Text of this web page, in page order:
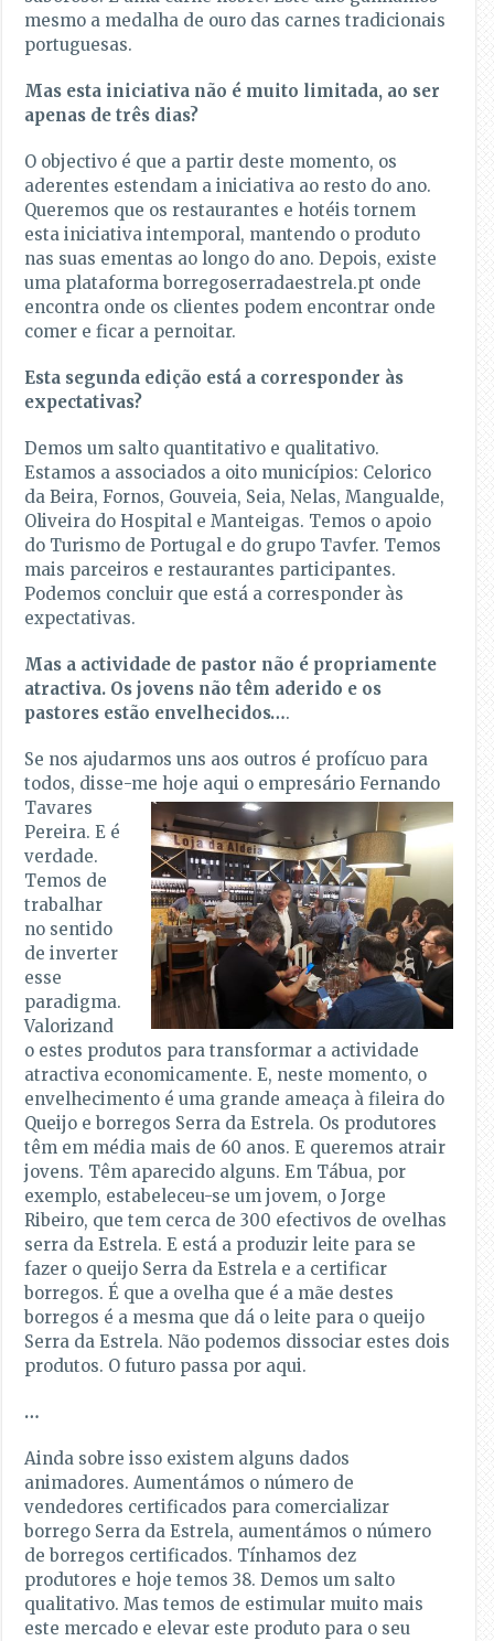
mesmo a medalha de ouro das carnes tradicionais
portuguesas.
Mas esta iniciativa não é muito limitada, ao ser
apenas de três dias?
O objectivo é que a partir deste momento, os
aderentes estendam a iniciativa ao resto do ano.
Queremos que os restaurantes e hotéis tornem
esta iniciativa intemporal, mantendo o produto
nas suas ementas ao longo do ano. Depois, existe
uma plataforma borregoserradaestrela.pt onde
encontra onde os clientes podem encontrar onde
comer e ficar a pernoitar.
Esta segunda edição está a corresponder às
expectativas?
Demos um salto quantitativo e qualitativo.
Estamos a associados a oito municípios: Celorico
da Beira, Fornos, Gouveia, Seia, Nelas, Mangualde,
Oliveira do Hospital e Manteigas. Temos o apoio
do Turismo de Portugal e do grupo Tavfer. Temos
mais parceiros e restaurantes participantes.
Podemos concluir que está a corresponder às
expectativas.
Mas a actividade de pastor não é propriamente
atractiva. Os jovens não têm aderido e os
pastores estão envelhecidos….
Se nos ajudarmos uns aos outros é profícuo para
todos, disse-me hoje aqui o empresário Fernando
Tavares
Pereira. E é
verdade.
Temos de
trabalhar
no sentido
de inverter
esse
paradigma.
Valorizand
o estes produtos para transformar a actividade
atractiva economicamente. E, neste momento, o
envelhecimento é uma grande ameaça à fileira do
Queijo e borregos Serra da Estrela. Os produtores
têm em média mais de 60 anos. E queremos atrair
jovens. Têm aparecido alguns. Em Tábua, por
exemplo, estabeleceu-se um jovem, o Jorge
Ribeiro, que tem cerca de 300 efectivos de ovelhas
serra da Estrela. E está a produzir leite para se
fazer o queijo Serra da Estrela e a certificar
borregos. É que a ovelha que é a mãe destes
borregos é a mesma que dá o leite para o queijo
Serra da Estrela. Não podemos dissociar estes dois
produtos. O futuro passa por aqui.
…
Ainda sobre isso existem alguns dados
animadores. Aumentámos o número de
vendedores certificados para comercializar
borrego Serra da Estrela, aumentámos o número
de borregos certificados. Tínhamos dez
produtores e hoje temos 38. Demos um salto
qualitativo. Mas temos de estimular muito mais
este mercado e elevar este produto para o seu